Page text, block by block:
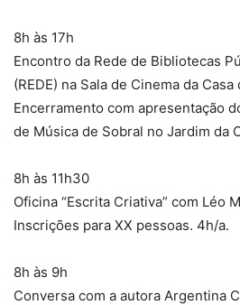
8h às 17h
Encontro da Rede de Bibliotecas
(REDE) na Sala de Cinema da
Encerramento com apresentação
de Música de Sobral no Jardim da
8h às 11h30
Oficina “Escrita Criativa” com Léo
Inscrições para XX pessoas. 4h/a.
8h às 9h
Conversa com a autora Argentina